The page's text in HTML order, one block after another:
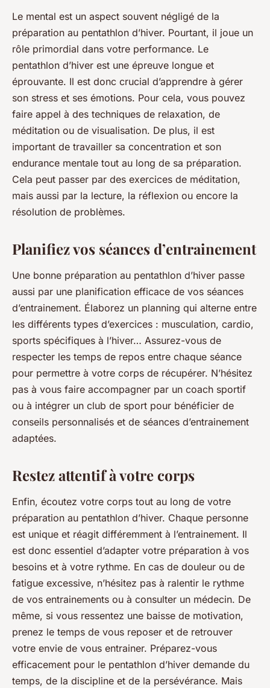
Le mental est un aspect souvent négligé de la
préparation au pentathlon d’hiver. Pourtant, il joue un
rôle primordial dans votre performance. Le
pentathlon d’hiver est une épreuve longue et
éprouvante. Il est donc crucial d’apprendre à gérer
son stress et ses émotions. Pour cela, vous pouvez
faire appel à des techniques de relaxation, de
méditation ou de visualisation. De plus, il est
important de travailler sa concentration et son
endurance mentale tout au long de sa préparation.
Cela peut passer par des exercices de méditation,
mais aussi par la lecture, la réflexion ou encore la
résolution de problèmes.
Planifiez vos séances d’entrainement
Une bonne préparation au pentathlon d’hiver passe
aussi par une planification efficace de vos séances
d’entrainement. Élaborez un planning qui alterne entre
les différents types d’exercices : musculation, cardio,
sports spécifiques à l’hiver… Assurez-vous de
respecter les temps de repos entre chaque séance
pour permettre à votre corps de récupérer. N’hésitez
pas à vous faire accompagner par un coach sportif
ou à intégrer un club de sport pour bénéficier de
conseils personnalisés et de séances d’entrainement
adaptées.
Restez attentif à votre corps
Enfin, écoutez votre corps tout au long de votre
préparation au pentathlon d’hiver. Chaque personne
est unique et réagit différemment à l’entrainement. Il
est donc essentiel d’adapter votre préparation à vos
besoins et à votre rythme. En cas de douleur ou de
fatigue excessive, n’hésitez pas à ralentir le rythme
de vos entrainements ou à consulter un médecin. De
même, si vous ressentez une baisse de motivation,
prenez le temps de vous reposer et de retrouver
votre envie de vous entrainer. Préparez-vous
efficacement pour le pentathlon d’hiver demande du
temps, de la discipline et de la persévérance. Mais